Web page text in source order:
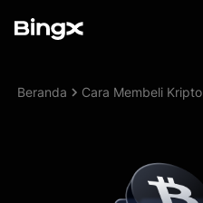
Beranda Cara Membeli Kripto